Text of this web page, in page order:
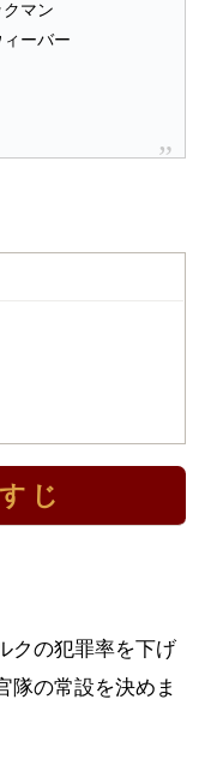
マン
ーバー
じ
クの犯罪率を下げ
隊の常設を決めま